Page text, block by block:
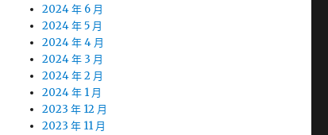
2024 年 6 月
2024 年 5 月
2024 年 4 月
2024 年 3 月
2024 年 2 月
2024 年 1 月
2023 年 12 月
2023 年 11 月